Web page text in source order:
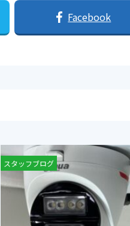
Facebook
スタッフブログ